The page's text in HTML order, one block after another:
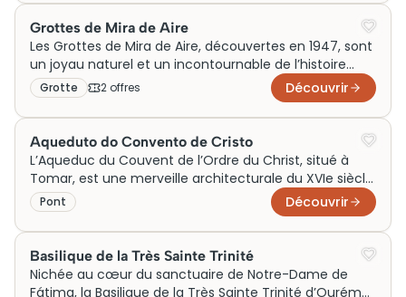
Dame du Rosaire et la chapelle des Apparitions.
Reflétant une profonde dévotion catholique, il attire
des millions de visiteurs chaque année. Son
architecture harmonieuse et ses vastes esplanades
offrent un cadre propice à la réflexion, célébrant un
moment clé de l’histoire religieuse portugaise.
Grottes de Mira de Aire
Les Grottes de Mira de Aire, découvertes en 1947, sont
un joyau naturel et un incontournable de l’histoire
géologique portugaise. Avec leurs formations
calcaires spectaculaires et leurs vastes salles
souterraines, elles séduisent les amateurs de
spéléologie et de nature. Initialement formées il y a
des millions d’années, elles sont aujourd’hui une
attraction prisée, offrant des visites guidées
captivantes. Pensez à réserver vos billets à l’avance
pour découvrir cette merveille souterraine.
Grotte 2 offres Découvrir
Aqueduto do Convento de Cristo
L’Aqueduc du Couvent de l’Ordre du Christ, situé à
Tomar, est une merveille architecturale du XVIe siècle.
Conçu par le célèbre architecte Filipe Terzi, il s’étend
sur environ six kilomètres pour approvisionner en eau
le couvent, un site inscrit au patrimoine mondial de
l’UNESCO. Mêlant éléments de la Renaissance et de
l’architecture gothique tardive, cet aqueduc illustre
l’ingéniosité et l’importance stratégique de Tomar
Pont Découvrir
Basilique de la Très Sainte Trinité
Nichée au cœur du sanctuaire de Notre-Dame de
Fátima, la Basilique de la Très Sainte Trinité d’Ourém